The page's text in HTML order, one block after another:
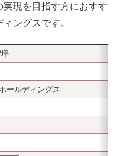
現を目指す方におすす
ングスです。
ールディングス